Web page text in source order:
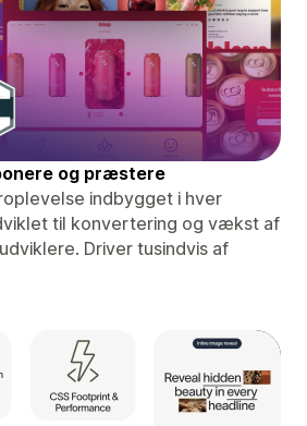
og præstere
indbygget i hver
til konvertering og vækst af
Driver tusindvis af